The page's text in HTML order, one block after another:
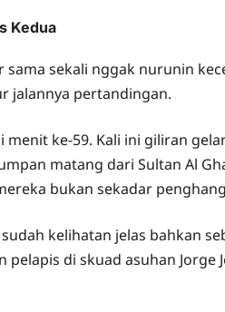
Kedua
sama sekali nggak nurunin
jalannya pertandingan.
ke-59. Kali ini giliran
matang dari Sultan Al
bukan sekadar
kelihatan jelas bahkan
di skuad asuhan Jorge